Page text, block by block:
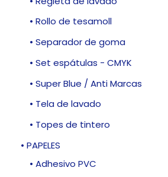
• Rollo de tesamoll
• Separador de goma
• Set espátulas - CMYK
• Super Blue / Anti Marcas
• Tela de lavado
• Topes de tintero
• PAPELES
• Adhesivo PVC